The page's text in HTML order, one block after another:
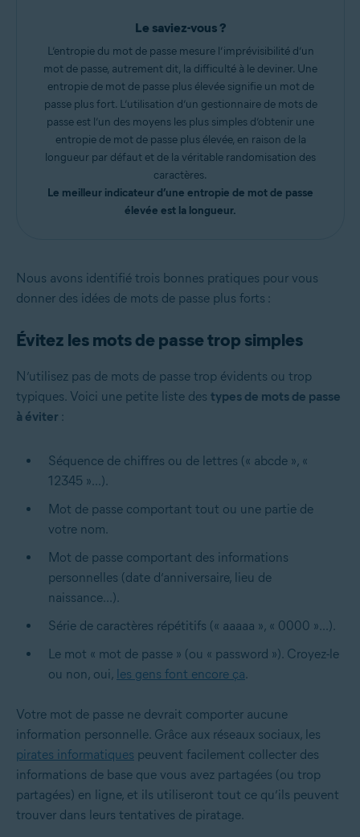
Le saviez-vous ?
L’entropie du mot de passe mesure l’imprévisibilité d’un
mot de passe, autrement dit, la difficulté à le deviner. Une
entropie de mot de passe plus élevée signifie un mot de
passe plus fort. L’utilisation d’un gestionnaire de mots de
passe est l’un des moyens les plus simples d’obtenir une
entropie de mot de passe plus élevée, en raison de la
longueur par défaut et de la véritable randomisation des
caractères.
Le meilleur indicateur d’une entropie de mot de passe
élevée est la longueur.
Nous avons identifié trois bonnes pratiques pour vous
donner des idées de mots de passe plus forts :
Évitez les mots de passe trop simples
N’utilisez pas de mots de passe trop évidents ou trop
typiques. Voici une petite liste des types de mots de passe
à éviter :
Séquence de chiffres ou de lettres (« abcde », «
12345 »...).
Mot de passe comportant tout ou une partie de
votre nom.
Mot de passe comportant des informations
personnelles (date d’anniversaire, lieu de
naissance...).
Série de caractères répétitifs (« aaaaa », « 0000 »...).
Le mot « mot de passe » (ou « password »). Croyez-le
ou non, oui, les gens font encore ça.
Votre mot de passe ne devrait comporter aucune
information personnelle. Grâce aux réseaux sociaux, les
pirates informatiques peuvent facilement collecter des
informations de base que vous avez partagées (ou trop
partagées) en ligne, et ils utiliseront tout ce qu’ils peuvent
trouver dans leurs tentatives de piratage.